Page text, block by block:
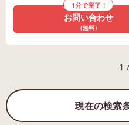
1分で完了！
お問い合わせ
（無料）
1
現在の検索